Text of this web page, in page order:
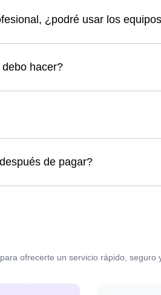
¿podré usar los
hacer?
de pagar?
ofrecerte un servicio rápido, seguro